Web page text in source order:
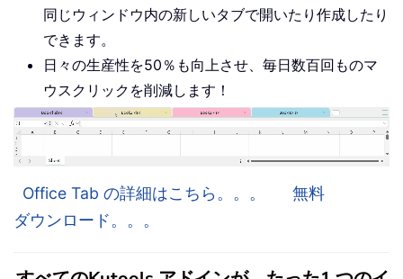
同じウィンドウ内の新しいタブで開いたり作成したり
できます。
日々の生産性を50％も向上させ、毎日数百回ものマ
ウスクリックを削減します！
Office Tab の詳細はこちら。。。
無料
ダウンロード。。。